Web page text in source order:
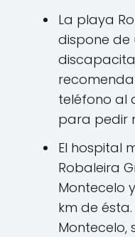
La playa
dispone de
teléfono al
para pedir
El hospital
Robaleira
Montecelo
km de
Montecelo,